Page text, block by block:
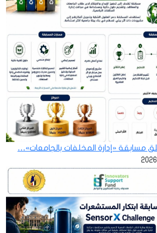
مسابقة «إدارة المخلفات بالجامعات»…